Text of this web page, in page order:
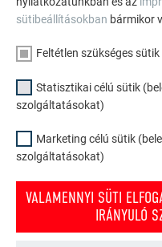
sütibeállításokban bármikor
Feltétlen szükséges sütik
Statisztikai célú sütik
szolgáltatásokat)
Marketing célú sütik
szolgáltatásokat)
VALAMENNYI SÜTI
IRÁNYULÓ